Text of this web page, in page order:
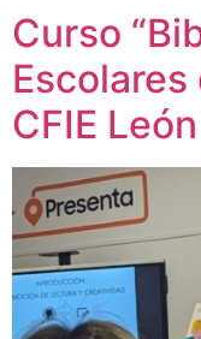
Curso
CFIE León